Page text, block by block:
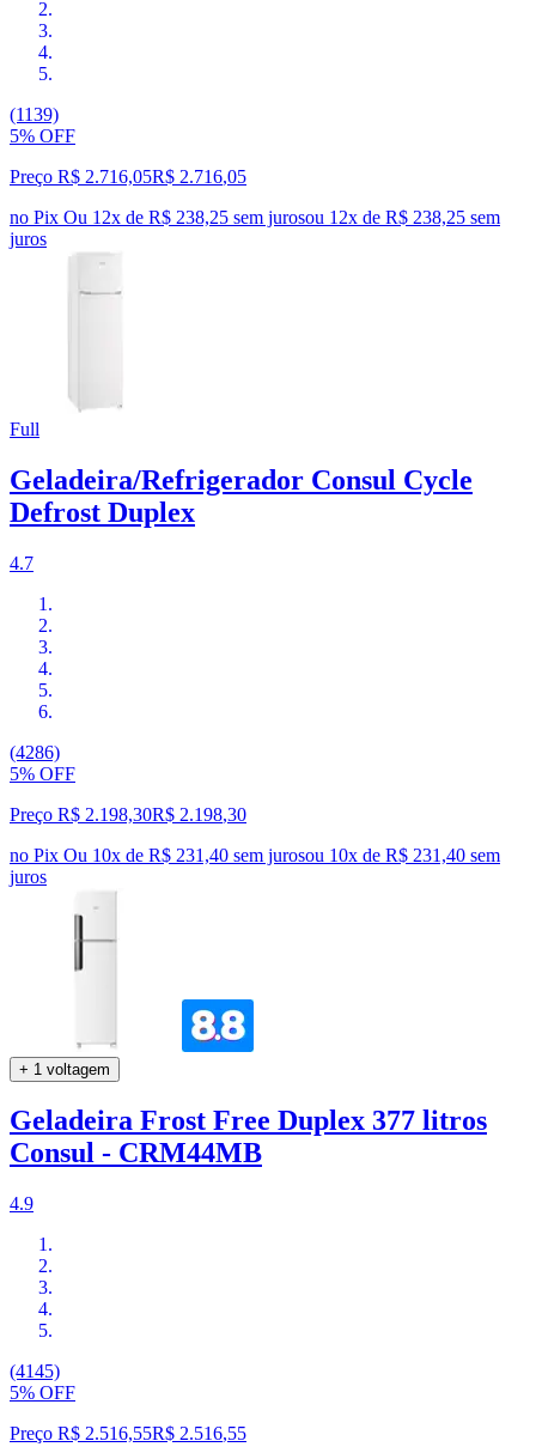
(1139)
5% OFF
Preço R$ 2.716,05R$ 2.716,05
no Pix Ou 12x de R$ 238,25 sem jurosou 12x de R$ 238,25 sem
juros
Full
Geladeira/Refrigerador Consul Cycle
Defrost Duplex
4.7
(4286)
5% OFF
Preço R$ 2.198,30R$ 2.198,30
no Pix Ou 10x de R$ 231,40 sem jurosou 10x de R$ 231,40 sem
juros
+ 1 voltagem
Geladeira Frost Free Duplex 377 litros
Consul - CRM44MB
4.9
(4145)
5% OFF
Preço R$ 2.516,55R$ 2.516,55